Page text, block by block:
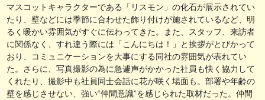
マスコットキャラクターである「リスモン」の化石が展示されてい
たり、壁などには季節に合わせた飾り付けが施されているなど、明
るく暖かい雰囲気がすぐに伝わってきた。また、スタッフ、来訪者
に関係なく、すれ違う際には「こんにちは！」と挨拶がとびかって
おり、コミュニケーションを大事にする同社の雰囲気が表れてい
た。さらに、写真撮影の為に急遽声がかかった社員も快く協力して
くれたり、撮影中も社員同士会話に花が咲く場面も。部署や年齢の
壁を感じさせない、強い“仲間意識”を感じられた取材だった。仲間